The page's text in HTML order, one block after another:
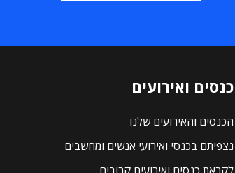
כנסים ואירועים
הכנסים והאירועים שלנו
נצפיתם בכנסי ואירועי אנשים ומחשבים